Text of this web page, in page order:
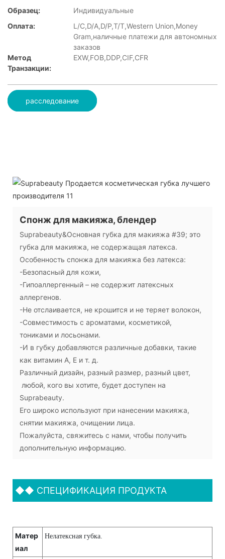
Образец:
Индивидуальные
Оплата:
L/C,D/A,D/P,T/T,Western Union,Money
Gram,наличные платежи для автономных
заказов
Метод
Транзакции:
EXW,FOB,DDP,CIF,CFR
расследование
Спонж для макияжа, блендер
Suprabeauty&Основная губка для макияжа #39; это
губка для макияжа, не содержащая латекса.
Особенность спонжа для макияжа без латекса:
-Безопасный для кожи,
-Гипоаллергенный – не содержит латексных
аллергенов.
-Не отслаивается, не крошится и не теряет волокон,
-Совместимость с ароматами, косметикой,
тониками и лосьонами.
-И в губку добавляются различные добавки, такие
как витамин А, Е и т. д.
Различный дизайн, разный размер, разный цвет,
любой, кого вы хотите, будет доступен на
Suprabeauty.
Его широко используют при нанесении макияжа,
снятии макияжа, очищении лица.
Пожалуйста, свяжитесь с нами, чтобы получить
дополнительную информацию.
◆◆ СПЕЦИФИКАЦИЯ ПРОДУКТА
Матер
иал
Нелатексная губка.